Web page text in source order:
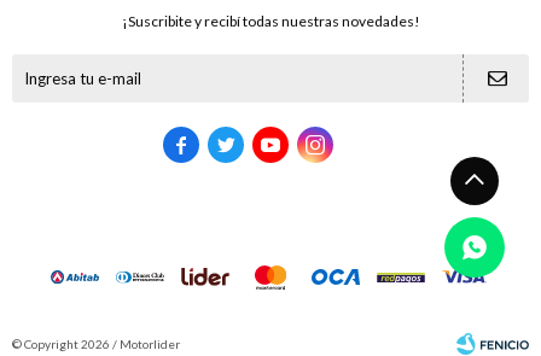
¡Suscribite y recibí todas nuestras novedades!
   
© Copyright 2026 / Motorlider